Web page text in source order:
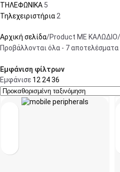
ΤΗΛΕΦΩΝΙΚΑ 5
Τηλεχειριστήρια 2
Αρχική σελίδα Product ΜΕ ΚΑΛΩΔΙΟ
Προβάλλονται όλα - 7 αποτελέσματα
Εμφάνιση φίλτρων
Εμφάνισε 12 2436